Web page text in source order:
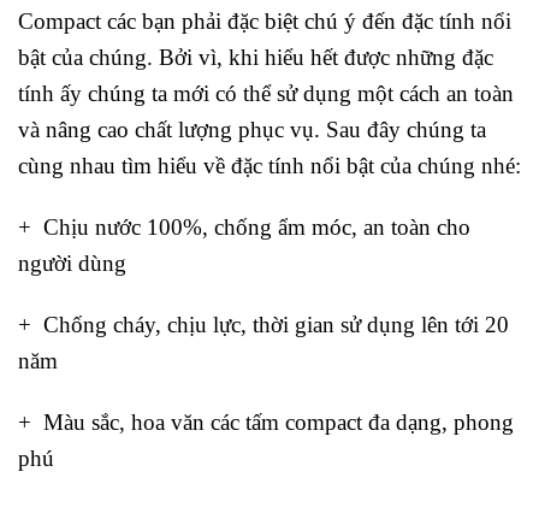
Compact các bạn phải đặc biệt chú ý đến đặc tính nổi
bật của chúng. Bởi vì, khi hiểu hết được những đặc
tính ấy chúng ta mới có thể sử dụng một cách an toàn
và nâng cao chất lượng phục vụ. Sau đây chúng ta
cùng nhau tìm hiểu về đặc tính nổi bật của chúng nhé:
​+ Chịu nước 100%, chống ẩm móc, an toàn cho
người dùng
+ Chống cháy, chịu lực, thời gian sử dụng lên tới 20
năm
+ Màu sắc, hoa văn các tấm compact đa dạng, phong
phú